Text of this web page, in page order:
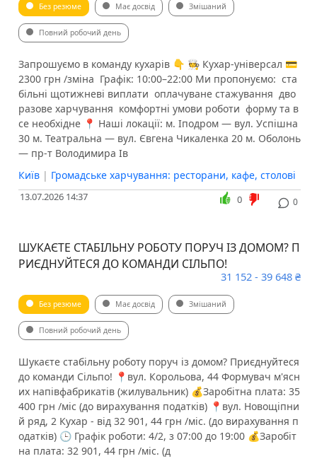
Без резюме Має досвід Змішаний
Повний робочий день
Запрошуємо в команду кухарів 👇 🧑‍🍳 Кухар-універсал 💳
2300 грн /зміна ️ Графік: 10:00–22:00 Ми пропонуємо: ️ ста
більні щотижневі виплати ️ оплачуване стажування ️ дво
разове харчування ️ комфортні умови роботи ️ форму та в
се необхідне 📍 Наші локації: м. Іподром — вул. Успішна
30 м. Театральна — вул. Євгена Чикаленка 20 м. Оболонь
— пр-т Володимира Ів
Київ | Громадське харчування: ресторани, кафе, столові
13.07.2026 14:37 0
0
ШУКАЄТЕ СТАБІЛЬНУ РОБОТУ ПОРУЧ ІЗ ДОМОМ? П
РИЄДНУЙТЕСЯ ДО КОМАНДИ СІЛЬПО!
31 152 - 39 648 ₴
Без резюме Має досвід Змішаний
Повний робочий день
Шукаєте стабільну роботу поруч із домом? Приєднуйтеся
до команди Сільпо! 📍вул. Корольова, 44 ️Формувач м'ясн
их напівфабрикатів (жилувальник) 💰Заробітна плата: 35
400 грн /міс (до вирахування податків) 📍вул. Новощіпни
й ряд, 2 ️Кухар - від 32 901, 44 грн /міс. (до вирахування п
одатків) 🕒 Графік роботи: 4/2, з 07:00 до 19:00 💰Заробіт
на плата: 32 901, 44 грн /міс. (д